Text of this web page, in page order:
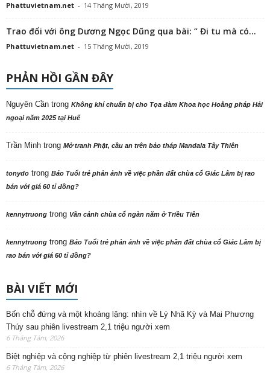
Phattuvietnam.net - 14 Tháng Mười, 2019
Trao đổi với ông Dương Ngọc Dũng qua bài: “ Đi tu mà có...
Phattuvietnam.net - 15 Tháng Mười, 2019
PHẢN HỒI GẦN ĐÂY
Nguyên Cần trong Không khí chuẩn bị cho Tọa đàm Khoa học Hoằng pháp Hải
ngoại năm 2025 tại Huế
Trần Minh trong Mở tranh Phật, cầu an trên bảo tháp Mandala Tây Thiên
tonydo trong Báo Tuổi trẻ phản ảnh về việc phần đất chùa cổ Giác Lâm bị rao
bán với giá 60 tỉ đồng?
kennytruong trong Vãn cảnh chùa cổ ngàn năm ở Triều Tiên
kennytruong trong Báo Tuổi trẻ phản ảnh về việc phần đất chùa cổ Giác Lâm bị
rao bán với giá 60 tỉ đồng?
BÀI VIẾT MỚI
Bốn chỗ đứng và một khoảng lặng: nhìn về Lý Nhã Kỳ và Mai Phương
Thúy sau phiên livestream 2,1 triệu người xem
6 Tháng Tám, 2026
Biệt nghiệp và cộng nghiệp từ phiên livestream 2,1 triệu người xem
6 Tháng Tám, 2026